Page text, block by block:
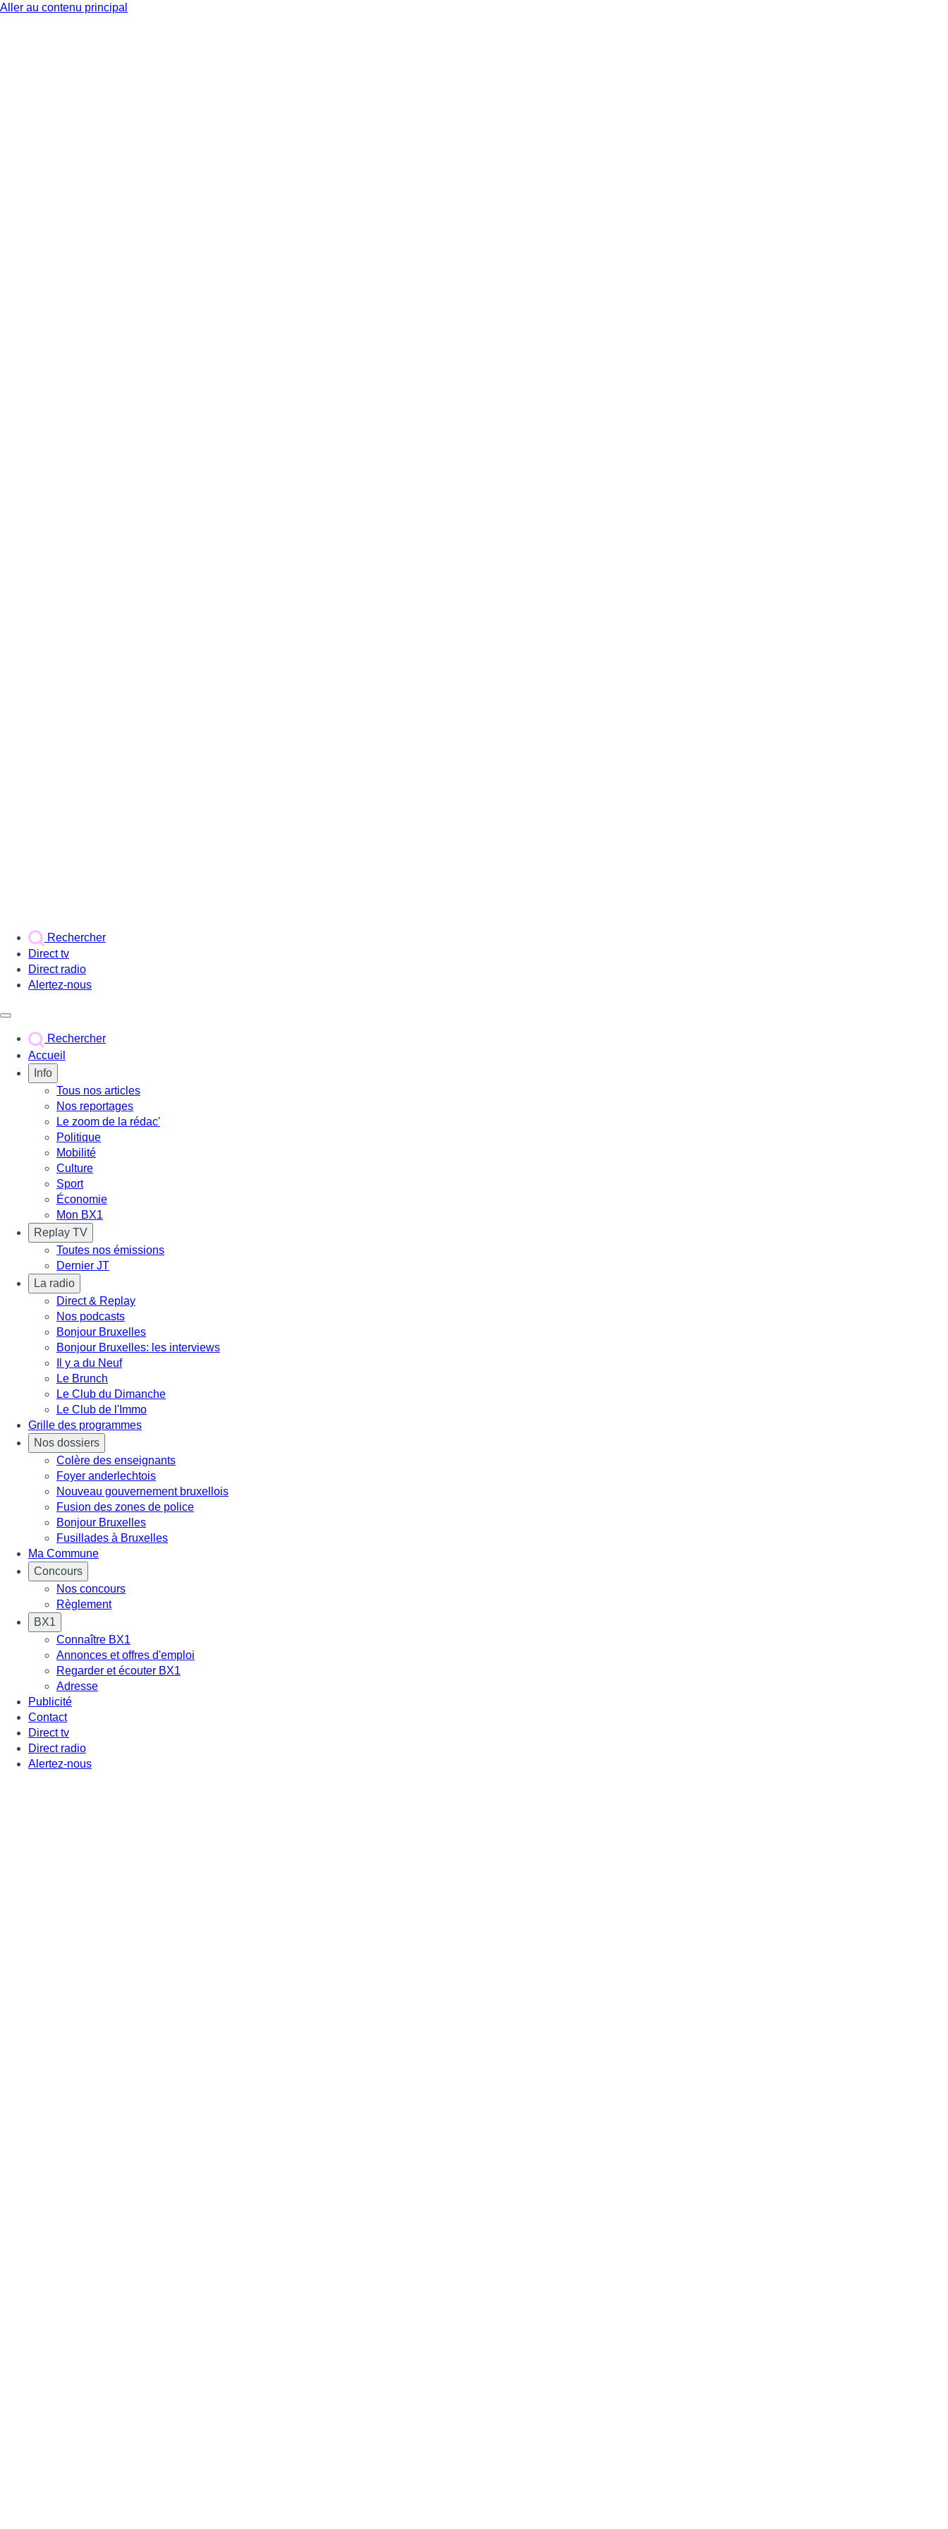
Aller au contenu principal
Rechercher
Direct tv
Direct radio
Alertez-nous
Rechercher
Accueil
Info
Tous nos articles
Nos reportages
Le zoom de la rédac'
Politique
Mobilité
Culture
Sport
Économie
Mon BX1
Replay TV
Toutes nos émissions
Dernier JT
La radio
Direct & Replay
Nos podcasts
Bonjour Bruxelles
Bonjour Bruxelles: les interviews
Il y a du Neuf
Le Brunch
Le Club du Dimanche
Le Club de l'Immo
Grille des programmes
Nos dossiers
Colère des enseignants
Foyer anderlechtois
Nouveau gouvernement bruxellois
Fusion des zones de police
Bonjour Bruxelles
Fusillades à Bruxelles
Ma Commune
Concours
Nos concours
Règlement
BX1
Connaître BX1
Annonces et offres d'emploi
Regarder et écouter BX1
Adresse
Publicité
Contact
Direct tv
Direct radio
Alertez-nous